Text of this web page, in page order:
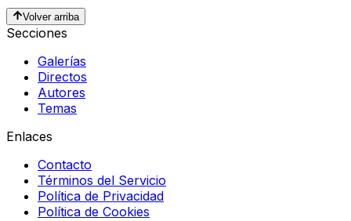
Volver arriba
Secciones
Galerías
Directos
Autores
Temas
Enlaces
Contacto
Términos del Servicio
Política de Privacidad
Política de Cookies